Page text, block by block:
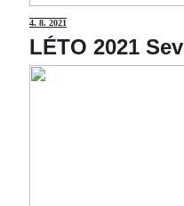
4. 8. 2021
LÉTO 2021